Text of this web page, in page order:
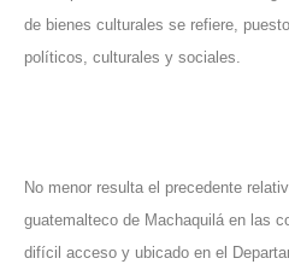
de bienes culturales se refiere,
políticos, culturales y sociales.
No menor resulta el precedente
guatemalteco de Machaquilá en las
difícil acceso y ubicado en el